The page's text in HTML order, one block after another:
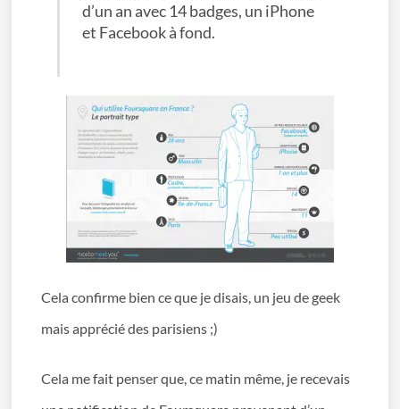
d’un an avec 14 badges, un iPhone
et Facebook à fond.
Cela confirme bien ce que je disais, un jeu de geek
mais apprécié des parisiens ;)
Cela me fait penser que, ce matin même, je recevais